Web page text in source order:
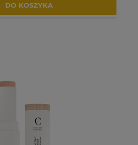
DO KOSZYKA